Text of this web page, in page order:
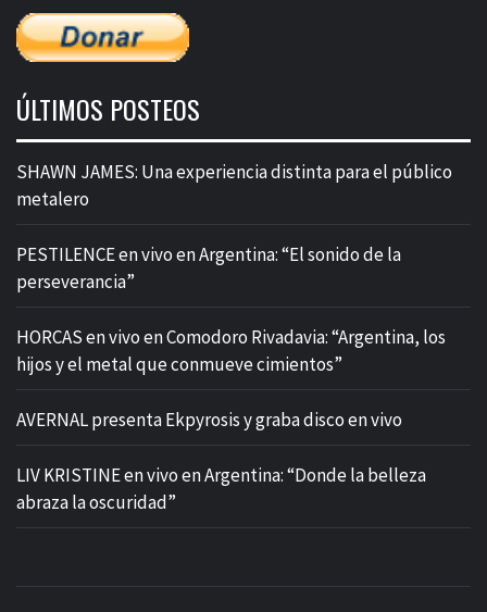
ÚLTIMOS POSTEOS
SHAWN JAMES: Una experiencia distinta para el público
metalero
PESTILENCE en vivo en Argentina: “El sonido de la
perseverancia”
HORCAS en vivo en Comodoro Rivadavia: “Argentina, los
hijos y el metal que conmueve cimientos”
AVERNAL presenta Ekpyrosis y graba disco en vivo
LIV KRISTINE en vivo en Argentina: “Donde la belleza
abraza la oscuridad”